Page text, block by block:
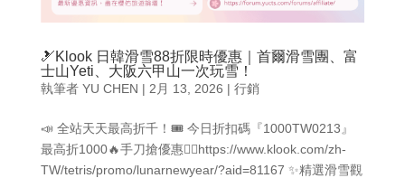
🎿Klook 日韓滑雪88折限時優惠｜首爾滑雪團、富
士山Yeti、大阪六甲山一次玩雪！
執筆者 YU CHEN | 2月 13, 2026 | 行銷
📣 全站天天最高折千！🎟️ 今日折扣碼『1000TW0213』
最高折1000🔥手刀搶優惠👉🏻https://www.klook.com/zh-
TW/tetris/promo/lunarnewyear/?aid=81167 ✨精選滑雪觀